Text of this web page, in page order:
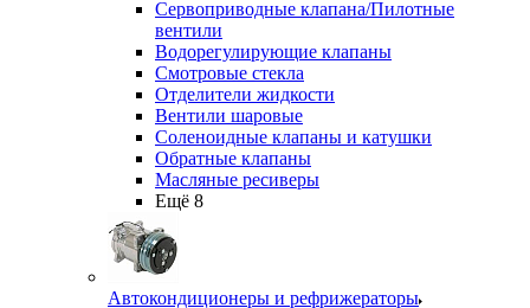
Сервоприводные клапана/Пилотные
вентили
Водорегулирующие клапаны
Смотровые стекла
Отделители жидкости
Вентили шаровые
Соленоидные клапаны и катушки
Обратные клапаны
Масляные ресиверы
Ещё 8
Автокондиционеры и рефрижераторы